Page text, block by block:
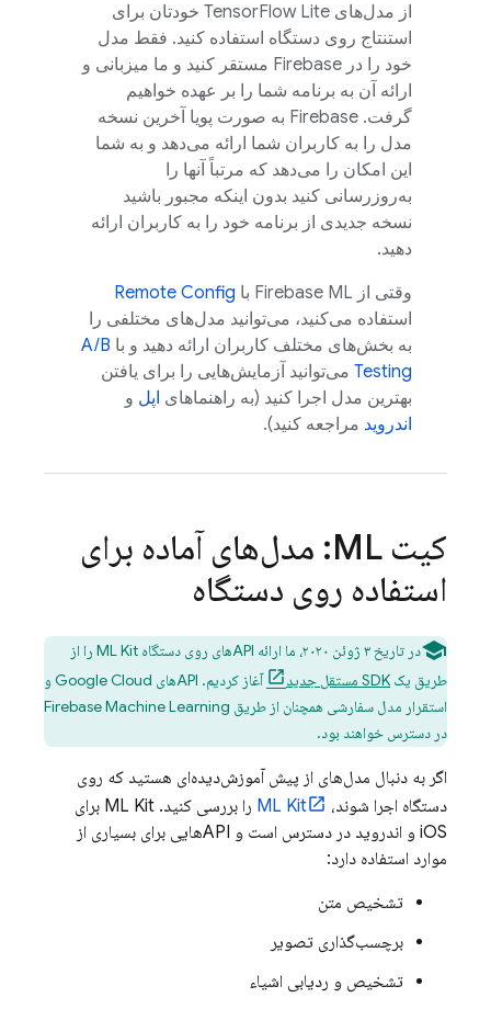
از مدل‌های TensorFlow Lite خودتان برای
استنتاج روی دستگاه استفاده کنید. فقط مدل
خود را در Firebase مستقر کنید و ما میزبانی و
ارائه آن به برنامه شما را بر عهده خواهیم
گرفت. Firebase به صورت پویا آخرین نسخه
مدل را به کاربران شما ارائه می‌دهد و به شما
این امکان را می‌دهد که مرتباً آنها را
به‌روزرسانی کنید بدون اینکه مجبور باشید
نسخه جدیدی از برنامه خود را به کاربران ارائه
دهید.
وقتی از Firebase ML با Remote Config
استفاده می‌کنید، می‌توانید مدل‌های مختلفی را
به بخش‌های مختلف کاربران ارائه دهید و با A/B
Testing می‌توانید آزمایش‌هایی را برای یافتن
بهترین مدل اجرا کنید (به راهنماهای اپل و
اندروید مراجعه کنید).
کیت ML: مدل‌های آماده برای
استفاده روی دستگاه
در تاریخ ۳ ژوئن ۲۰۲۰، ما ارائه APIهای روی دستگاه ML Kit را از
طریق یک SDK مستقل جدید آغاز کردیم. APIهای Google Cloud و
استقرار مدل سفارشی همچنان از طریق Firebase Machine Learning
در دسترس خواهند بود.
اگر به دنبال مدل‌های از پیش آموزش‌دیده‌ای هستید که روی
دستگاه اجرا شوند،
ML Kit
را بررسی کنید. ML Kit برای
iOS و اندروید در دسترس است و APIهایی برای بسیاری از
موارد استفاده دارد:
تشخیص متن
برچسب‌گذاری تصویر
تشخیص و ردیابی اشیاء